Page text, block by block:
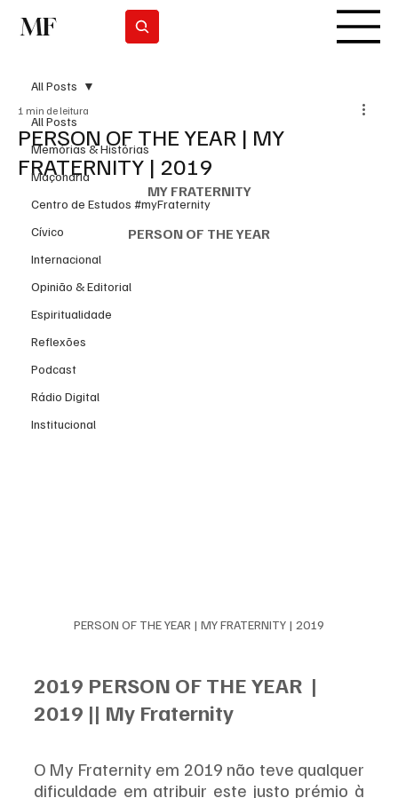
MF
All Posts
Memórias & Histórias
Maçonaria
Centro de Estudos #myFraternity
Cívico
Internacional
Opinião & Editorial
Espiritualidade
Reflexões
Podcast
Rádio Digital
Institucional
All Posts
PERSON OF THE YEAR | MY
FRATERNITY | 2019
1 min de leitura
MY FRATERNITY
PERSON OF THE YEAR
PERSON OF THE YEAR | MY FRATERNITY | 2019
2019 PERSON OF THE YEAR  |
2019 || My Fraternity
O My Fraternity em 2019 não teve qualquer